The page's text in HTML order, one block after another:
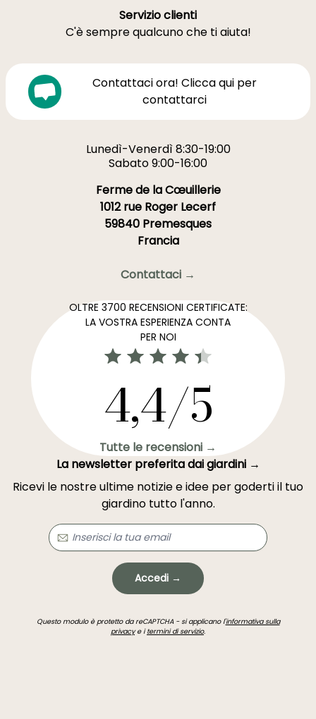
Servizio clienti
C'è sempre qualcuno che ti aiuta!
Contattaci ora! Clicca qui per
contattarci
Lunedì-Venerdì 8:30-19:00
Sabato 9:00-16:00
Ferme de la Cœuillerie
1012 rue Roger Lecerf
59840 Premesques
Francia
Contattaci →
OLTRE 3700 RECENSIONI CERTIFICATE:
LA VOSTRA ESPERIENZA CONTA
PER NOI
4,4/5
Tutte le recensioni →
La newsletter preferita dai giardini →
Ricevi le nostre ultime notizie e idee per goderti il tuo
giardino tutto l'anno.
Accedi →
Questo modulo è protetto da reCAPTCHA - si applicano l'informativa sulla
privacye itermini di servizio.